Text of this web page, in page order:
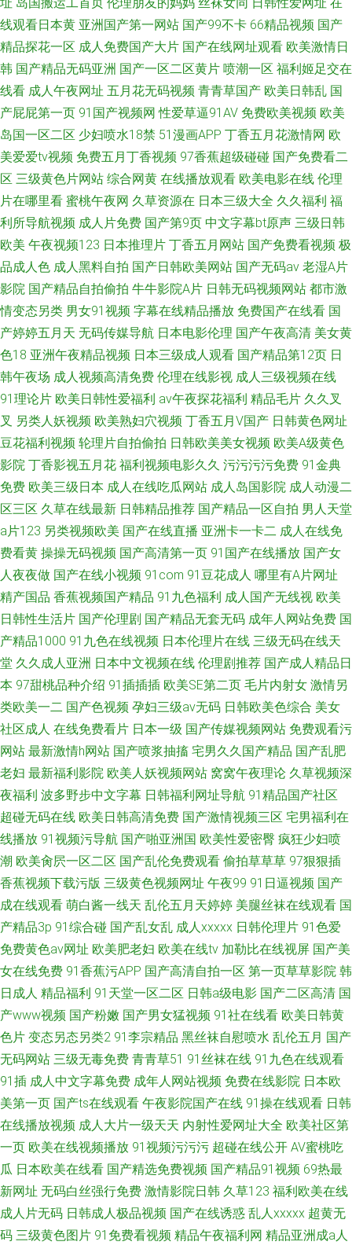
线观看日本黄 亚洲国产第一网站 国产99不卡 66精品视频 国产
精品探花一区 成人免费国产大片 国产在线网址观看 欧美激情日
韩 国产精品无码亚洲 国产一区二区黄片 喷潮一区 福利姬足交在
线看 成人午夜网址 五月花无码视频 青青草国产 欧美日韩乱 国
产屁屁第一页 91国产视频网 性爱草逼91AV 免费欧美视频 欧美
岛国一区二区 少妇喷水18禁 51漫画APP 丁香五月花激情网 欧
美爱爱tv视频 免费五月丁香视频 97香蕉超级碰碰 国产免费看二
区 三级黄色片网站 综合网黄 在线播放观看 欧美电影在线 伦理
片在哪里看 蜜桃午夜网 久草资源在 日本三级大全 久久福利 福
利所导航视频 成人片免费 国产第9页 中文字幕bt原声 三级日韩
欧美 午夜视频123 日本推理片 丁香五月网站 国产免费看视频 极
品成人色 成人黑料自拍 国产日韩欧美网站 国产无码av 老湿A片
影院 国产精品自拍偷拍 牛牛影院A片 日韩无码视频网站 都市激
情变态另类 男女91视频 字幕在线精品播放 免费国产在线看 国
产婷婷五月天 无码传媒导航 日本电影伦理 国产午夜高清 美女黄
色18 亚洲午夜精品视频 日本三级成人观看 国产精品第12页 日
韩午夜场 成人视频高清免费 伦理在线影视 成人三级视频在线
91理论片 欧美日韩性爱福利 av午夜探花福利 精品毛片 久久叉
叉 另类人妖视频 欧美熟妇穴视频 丁香五月V国产 日韩黄色网址
豆花福利视频 轮理片自拍偷拍 日韩欧美美女视频 欧美A级黄色
影院 丁香影视五月花 福利视频电影久久 污污污污免费 91金典
免费 欧美三级日本 成人在线吃瓜网站 成人岛国影院 成人动漫二
区三区 久草在线最新 日韩精品推荐 国产精品一区自拍 男人天堂
a片123 另类视频欧美 国产在线直播 亚洲卡一卡二 成人在线免
费看黄 操操无码视频 国产高清第一页 91国产在线播放 国产女
人夜夜做 国产在线小视频 91com 91豆花成人 哪里有A片网址
精产国品 香蕉视频国产精品 91九色福利 成人国产无线视 欧美
日韩性生活片 国产伦理剧 国产精品无套无码 成年人网站免费 国
产精品1000 91九色在线视频 日本伦理片在线 三级无码在线天
堂 久久成人亚洲 日本中文视频在线 伦理剧推荐 国产成人精品日
本 97甜桃品种介绍 91插插插 欧美SE第二页 毛片内射女 激情另
类欧美一二 国产色视频 孕妇三级av无码 日韩欧美色综合 美女
社区成人 在线免费看片 日本一级 国产传媒视频网站 免费观看污
网站 最新激情h网站 国产喷浆抽搐 宅男久久国产精品 国产乱肥
老妇 最新福利影院 欧美人妖视频网站 窝窝午夜理论 久草视频深
夜福利 波多野步中文字幕 日韩福利网址导航 91精品国产社区
超碰无码在线 欧美日韩高清免费 国产激情视频三区 宅男福利在
线播放 91视频污导航 国产啪亚洲国 欧美性爱密臀 疯狂少妇喷
潮 欧美肏屄一区二区 国产乱伦免费观看 偷拍草草草 97狠狠插
香蕉视频下载污版 三级黄色视频网址 午夜99 91日逼视频 国产
成在线观看 萌白酱一线天 乱伦五月天婷婷 美腿丝袜在线观看 国
产精品3p 91综合碰 国产乱女乱 成人xxxxx 日韩伦理片 91色爱
免费黄色av网址 欧美肥老妇 欧美在线tv 加勒比在线视屏 国产美
女在线免费 91香蕉污APP 国产高清自拍一区 第一页草草影院 韩
日成人 精品福利 91天堂一区二区 日韩a级电影 国产二区高清 国
产www视频 国产粉嫩 国产男女猛视频 91社在线看 欧美日韩黄
色片 变态另态另类2 91李宗精品 黑丝袜自慰喷水 乱伦五月 国产
无码网站 三级无毒免费 青青草51 91丝袜在线 91九色在线观看
91插 成人中文字幕免费 成年人网站视频 免费在线影院 日本欧
美第一页 国产ts在线观看 午夜影院国产在线 91操在线观看 日韩
在线播放视频 成人大片一级天天 内射性爱网址大全 欧美社区第
一页 欧美在线视频播放 91视频污污污 超碰在线公开 AV蜜桃吃
瓜 日本欧美在线看 国产精选免费视频 国产精品91视频 69热最
新网址 无码白丝强行免费 激情影院日韩 久草123 福利欧美在线
成人片无码 日韩成人极品视频 国产在线诱惑 乱人xxxxx 超黄无
码 三级黄色图片 91免费看视频 精品午夜福利网 精品亚洲成a人